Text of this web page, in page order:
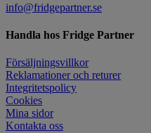
info@fridgepartner.se
Handla hos Fridge Partner
Försäljningsvillkor
Reklamationer och returer
Integritetspolicy
Cookies
Mina sidor
Kontakta oss